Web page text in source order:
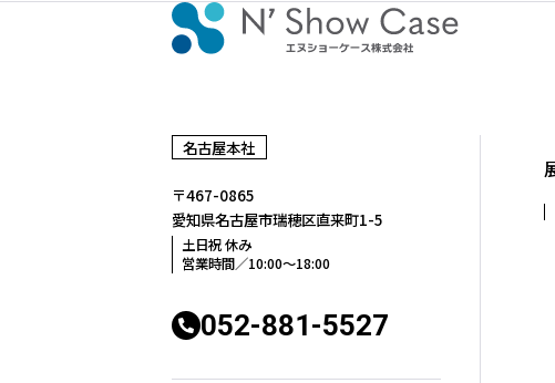
名古屋本社
〒467-0865
愛知県名古屋市瑞穂区直来町1-5
土日祝 休み
営業時間／10:00〜18:00
052-881-5527